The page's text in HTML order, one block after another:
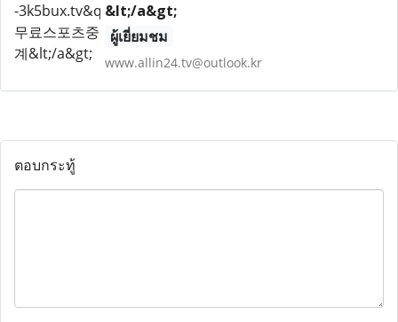
&lt;/a&gt;
ผู้เยี่ยมชม
www.allin24.tv@outlook.kr
ตอบกระทู้